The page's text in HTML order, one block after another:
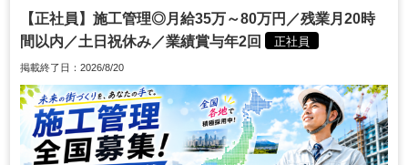
【正社員】施工管理◎月給35万～80万円／残業月20時
間以内／土日祝休み／業績賞与年2回
正社員
掲載終了日：2026/8/20